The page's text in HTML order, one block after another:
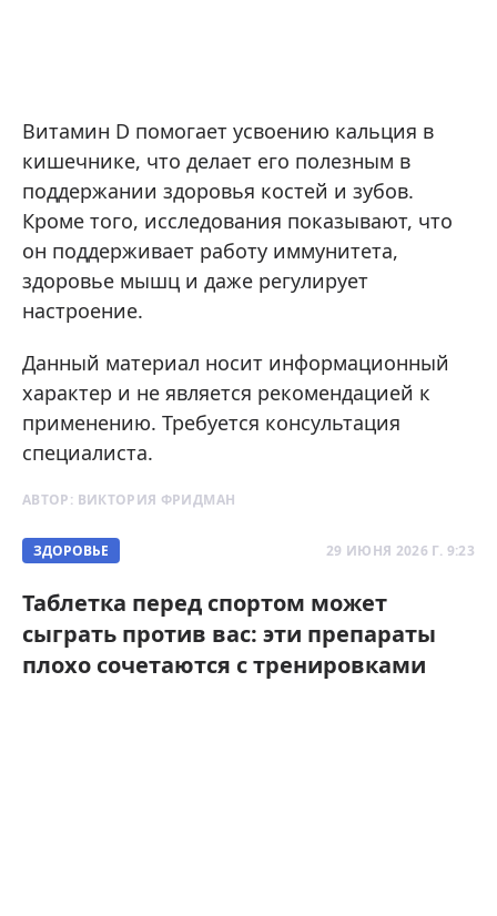
Витамин D помогает усвоению кальция в
кишечнике, что делает его полезным в
поддержании здоровья костей и зубов.
Кроме того, исследования показывают, что
он поддерживает работу иммунитета,
здоровье мышц и даже регулирует
настроение.
Данный материал носит информационный
характер и не является рекомендацией к
применению. Требуется консультация
специалиста.
АВТОР: ВИКТОРИЯ ФРИДМАН
ЗДОРОВЬЕ 29 ИЮНЯ 2026 Г. 9:23
Таблетка перед спортом может
сыграть против вас: эти препараты
плохо сочетаются с тренировками